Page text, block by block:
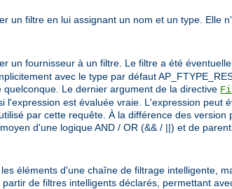
un filtre en lui assignant un nom et un type. Elle
un fournisseur à un filtre. Le filtre a été
avec le type par défaut
quelconque. Le dernier argument de la directive
l'expression est évaluée vraie. L'expression peut
par cette requête. À la différence des
d'une logique AND / OR (&& / ||) et de
éléments d'une chaîne de filtrage intelligente,
de filtres intelligents déclarés, permettant